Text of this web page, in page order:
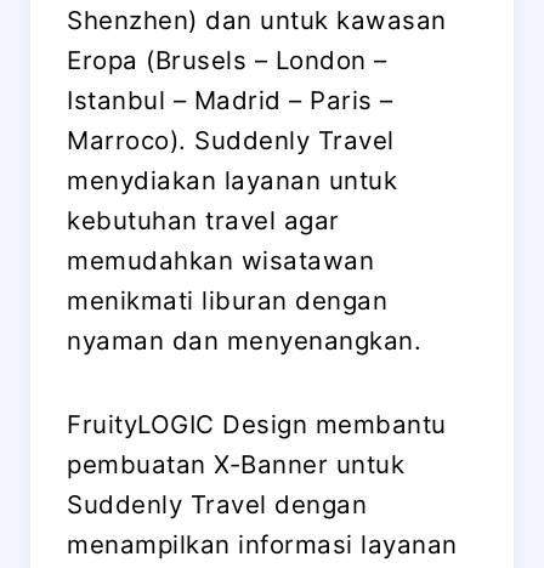
Shenzhen) dan untuk kawasan
Eropa (Brusels – London –
Istanbul – Madrid – Paris –
Marroco). Suddenly Travel
menydiakan layanan untuk
kebutuhan travel agar
memudahkan wisatawan
menikmati liburan dengan
nyaman dan menyenangkan.
FruityLOGIC Design membantu
pembuatan X-Banner untuk
Suddenly Travel dengan
menampilkan informasi layanan